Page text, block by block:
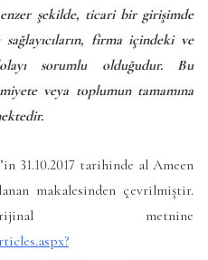
şekilde, ticari bir girişimde
firma içindeki ve
sorumlu olduğudur. Bu
veya toplumun tamamına
31.10.2017 tarihinde al Ameen
makalesinden çevrilmiştir.
metnine